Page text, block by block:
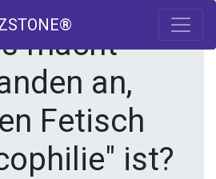
macht
an,
Fetisch
ist?